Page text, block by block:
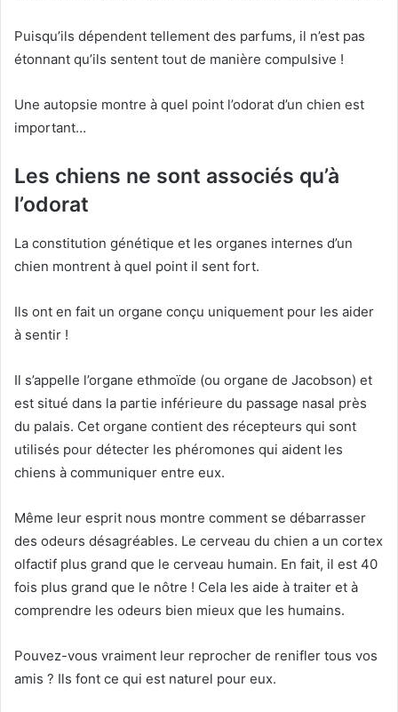
Puisqu’ils dépendent tellement des parfums, il n’est pas
étonnant qu’ils sentent tout de manière compulsive !
Une autopsie montre à quel point l’odorat d’un chien est
important…
Les chiens ne sont associés qu’à
l’odorat
La constitution génétique et les organes internes d’un
chien montrent à quel point il sent fort.
Ils ont en fait un organe conçu uniquement pour les aider
à sentir !
Il s’appelle l’organe ethmoïde (ou organe de Jacobson) et
est situé dans la partie inférieure du passage nasal près
du palais. Cet organe contient des récepteurs qui sont
utilisés pour détecter les phéromones qui aident les
chiens à communiquer entre eux.
Même leur esprit nous montre comment se débarrasser
des odeurs désagréables. Le cerveau du chien a un cortex
olfactif plus grand que le cerveau humain. En fait, il est 40
fois plus grand que le nôtre ! Cela les aide à traiter et à
comprendre les odeurs bien mieux que les humains.
Pouvez-vous vraiment leur reprocher de renifler tous vos
amis ? Ils font ce qui est naturel pour eux.